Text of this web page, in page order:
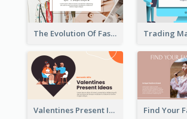
The Evolution Of Fashion Presentation
Valentines Present Ideas Presentation